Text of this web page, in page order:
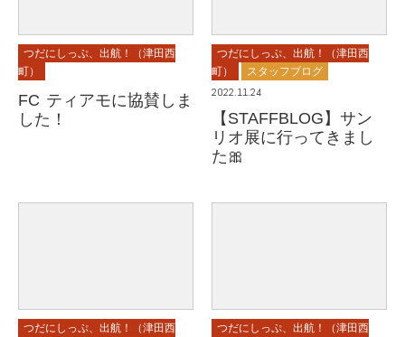
つだにしっぷ、出航！（津田西
町）
FC ティアモに協賛しま
した！
つだにしっぷ、出航！（津田西
町）
スタッフブログ
2022.11.24
【STAFFBLOG】サン
リオ展に行ってきまし
た🎀
つだにしっぷ、出航！（津田西
つだにしっぷ、出航！（津田西